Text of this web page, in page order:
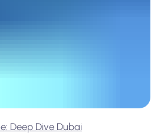
Deep Dive Dubai